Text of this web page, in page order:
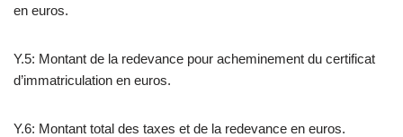
en euros.
Y.5: Montant de la redevance pour acheminement du certificat
d’immatriculation en euros.
Y.6: Montant total des taxes et de la redevance en euros.